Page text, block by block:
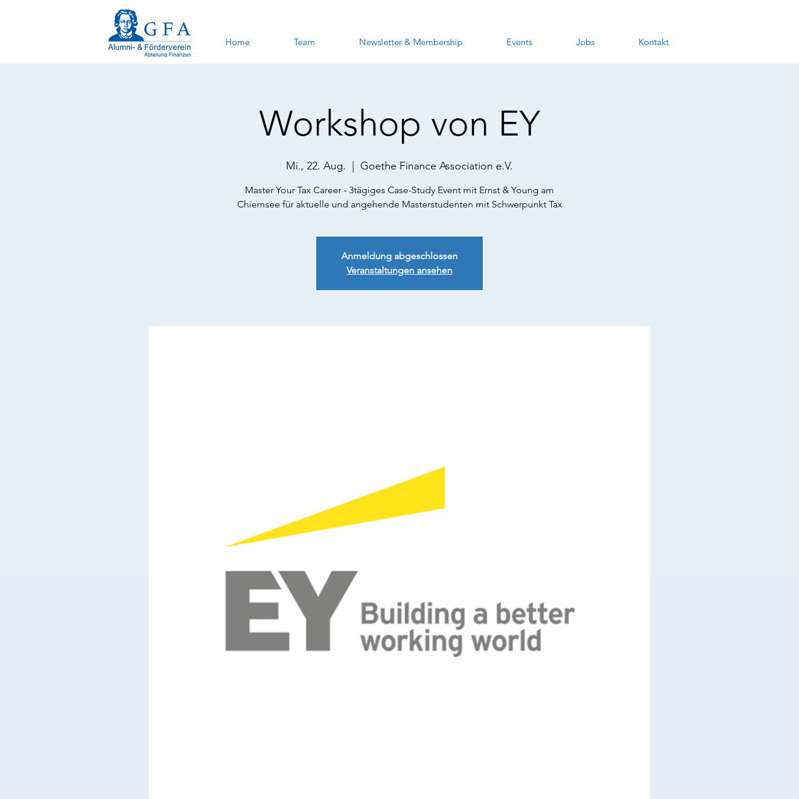
Home Team Newsletter & Membership Events Jobs Kontakt
Workshop von EY
Mi., 22. Aug. Goethe Finance Association e.V.
Master Your Tax Career - 3tägiges Case-Study Event mit Ernst & Young am
Chiemsee für aktuelle und angehende Masterstudenten mit Schwerpunkt Tax
Anmeldung abgeschlossen
Veranstaltungen ansehen